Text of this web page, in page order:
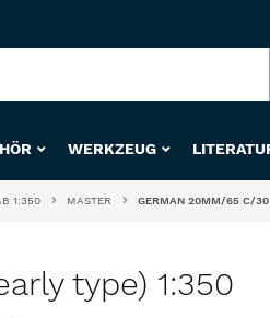
WERKZEUG
1:350 MASTER GERMAN 20MM/65 C/30
type) 1:350